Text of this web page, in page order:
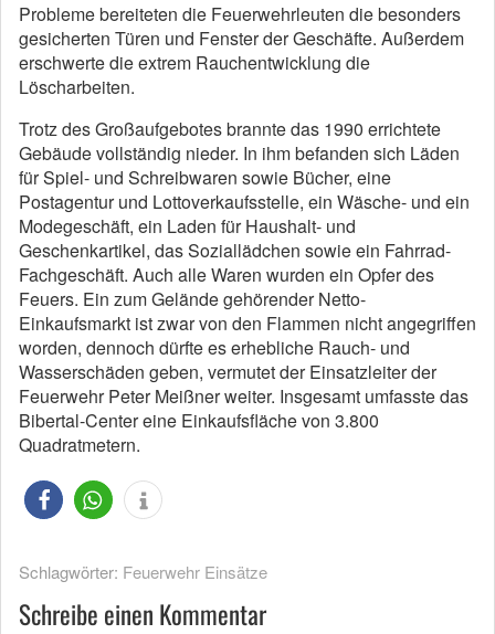
Probleme bereiteten die Feuerwehrleuten die besonders
gesicherten Türen und Fenster der Geschäfte. Außerdem
erschwerte die extrem Rauchentwicklung die
Löscharbeiten.
Trotz des Großaufgebotes brannte das 1990 errichtete
Gebäude vollständig nieder. In ihm befanden sich Läden
für Spiel- und Schreibwaren sowie Bücher, eine
Postagentur und Lottoverkaufsstelle, ein Wäsche- und ein
Modegeschäft, ein Laden für Haushalt- und
Geschenkartikel, das Soziallädchen sowie ein Fahrrad-
Fachgeschäft. Auch alle Waren wurden ein Opfer des
Feuers. Ein zum Gelände gehörender Netto-
Einkaufsmarkt ist zwar von den Flammen nicht angegriffen
worden, dennoch dürfte es erhebliche Rauch- und
Wasserschäden geben, vermutet der Einsatzleiter der
Feuerwehr Peter Meißner weiter. Insgesamt umfasste das
Bibertal-Center eine Einkaufsfläche von 3.800
Quadratmetern.
Schlagwörter: Feuerwehr Einsätze
Schreibe einen Kommentar